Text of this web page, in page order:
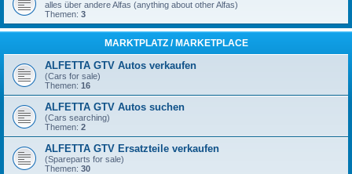
alles über andere Alfas (anything about other Alfas)
Themen: 3
MARKTPLATZ / MARKETPLACE
ALFETTA GTV Autos verkaufen
(Cars for sale)
Themen: 16
ALFETTA GTV Autos suchen
(Cars searching)
Themen: 2
ALFETTA GTV Ersatzteile verkaufen
(Spareparts for sale)
Themen: 30